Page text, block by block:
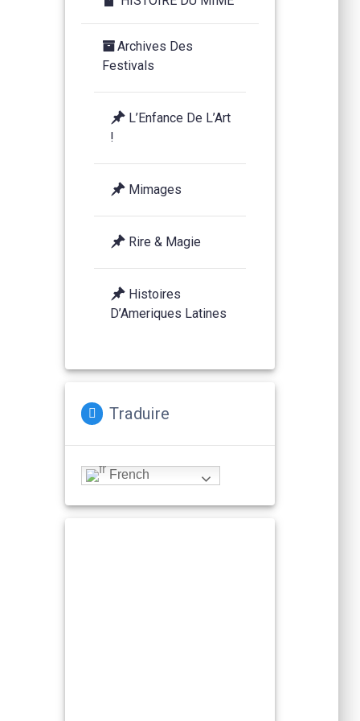
Archives Des
Festivals
L’Enfance De L’Art
!
Mimages
Rire & Magie
Histoires
D’Ameriques Latines
Traduire
French